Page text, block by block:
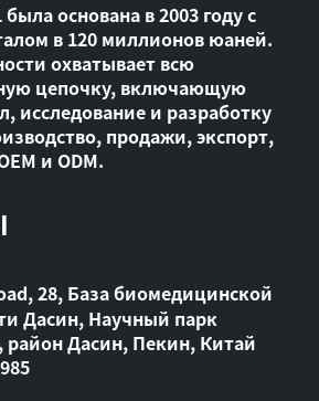
была основана в 2003 году с
в 120 миллионов юаней.
охватывает всю
цепочку, включающую
исследование и разработку
продажи, экспорт,
и ODM.
28, База биомедицинской
Дасин, Научный парк
район Дасин, Пекин, Китай